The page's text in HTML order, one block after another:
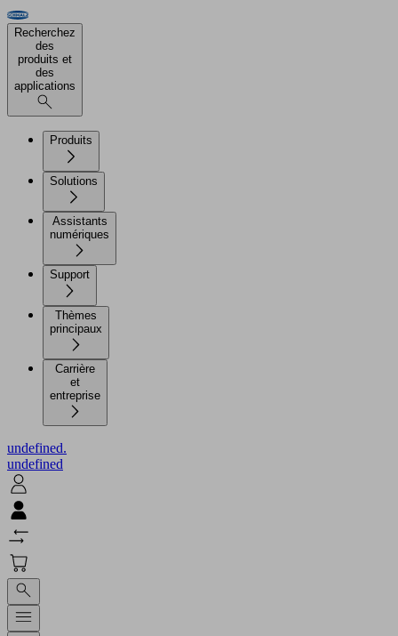
Recherchez
des
produits et
des
applications
Produits
Solutions
Assistants
numériques
Support
Thèmes
principaux
Carrière
et
entreprise
undefined.
undefined